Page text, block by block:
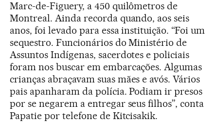
Marc-de-Figuery, a 450 quilômetros de
Montreal. Ainda recorda quando, aos seis
anos, foi levado para essa instituição. “Foi um
sequestro. Funcionários do Ministério de
Assuntos Indígenas, sacerdotes e policiais
foram nos buscar em embarcações. Algumas
crianças abraçavam suas mães e avós. Vários
pais apanharam da polícia. Podiam ir presos
por se negarem a entregar seus filhos”, conta
Papatie por telefone de Kitcisakik.